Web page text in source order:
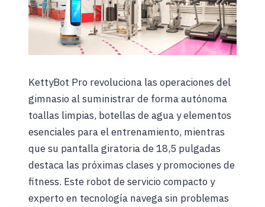
KettyBot Pro revoluciona las operaciones del
gimnasio al suministrar de forma autónoma
toallas limpias, botellas de agua y elementos
esenciales para el entrenamiento, mientras
que su pantalla giratoria de 18,5 pulgadas
destaca las próximas clases y promociones de
fitness. Este robot de servicio compacto y
experto en tecnología navega sin problemas